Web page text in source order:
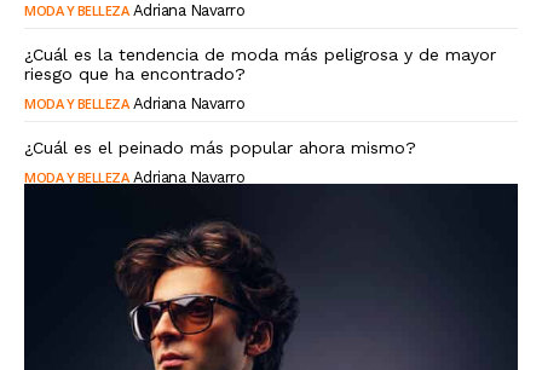
MODA Y BELLEZA Adriana Navarro
¿Cuál es la tendencia de moda más peligrosa y de mayor
riesgo que ha encontrado?
MODA Y BELLEZA Adriana Navarro
¿Cuál es el peinado más popular ahora mismo?
MODA Y BELLEZA Adriana Navarro